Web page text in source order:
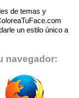
de temas y
un estilo único a
navegador: